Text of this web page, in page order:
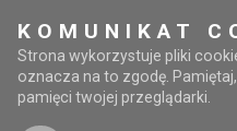
KOMUNIKAT
Strona wykorzystuje pliki
oznacza na to zgodę.
pamięci twojej przeglądarki.